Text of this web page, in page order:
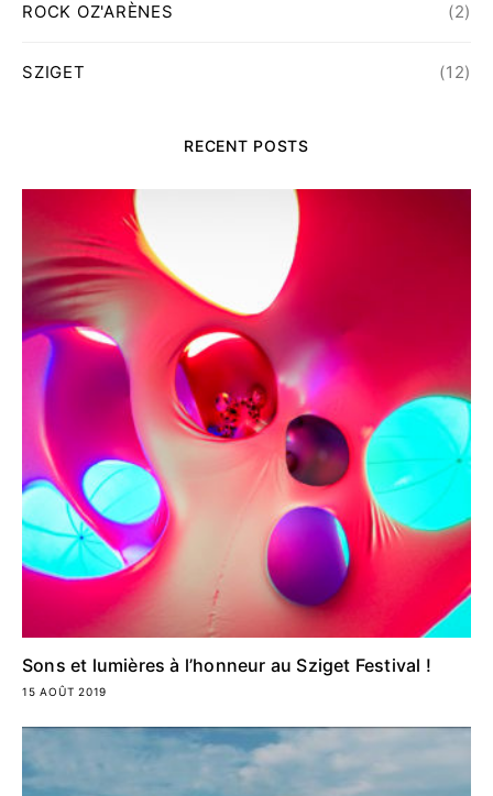
ROCK OZ'ARÈNES (2)
SZIGET (12)
RECENT POSTS
Sons et lumières à l’honneur au Sziget Festival !
15 AOÛT 2019